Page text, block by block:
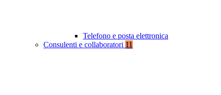
Telefono e posta elettronica
Consulenti e collaboratori 11